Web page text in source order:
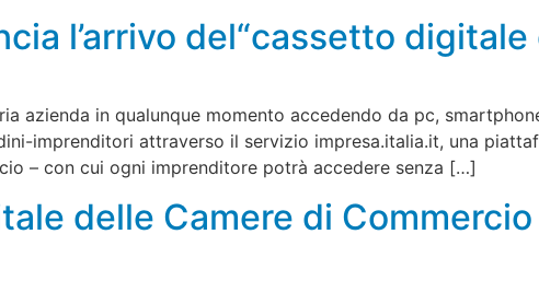
l’arrivo del“cassetto digitale
azienda in qualunque momento accedendo da pc,
imprenditori attraverso il servizio impresa.italia.it, una
– con cui ogni imprenditore potrà accedere senza […]
delle Camere di